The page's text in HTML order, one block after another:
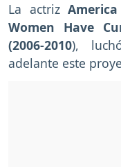
La actriz
Women Have
(2006-2010),
adelante este